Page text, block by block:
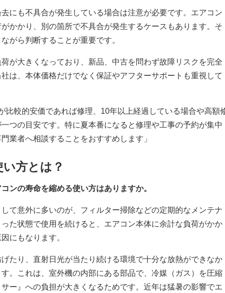
にも不具合が発生している場合は注意が必要です。エアコン
かかり、別の箇所で不具合が発生するケースもあります。そ
がら判断することが重要です。
が大きくなっており、新品、中古を問わず故障リスクを完全
は、本体価格だけでなく保証やアフターサポートも重視して
比較的安価であれば修理、10年以上経過している場合や高額
つの目安です。特に夏本番になると修理や工事の予約が集中
業者へ相談することをおすすめします」
方とは？
ンの寿命を縮める使い方はありますか。
て意外に多いのが、フィルター掃除などの定期的なメンテナ
た状態で使用を続けると、エアコン本体に余計な負荷がかか
にもなります。
たり、直射日光が当たり続ける環境で十分な放熱ができなか
。これは、室外機の内部にある部品で、冷媒（ガス）を圧縮
ー』への負担が大きくなるためです。近年は猛暑の影響でエ